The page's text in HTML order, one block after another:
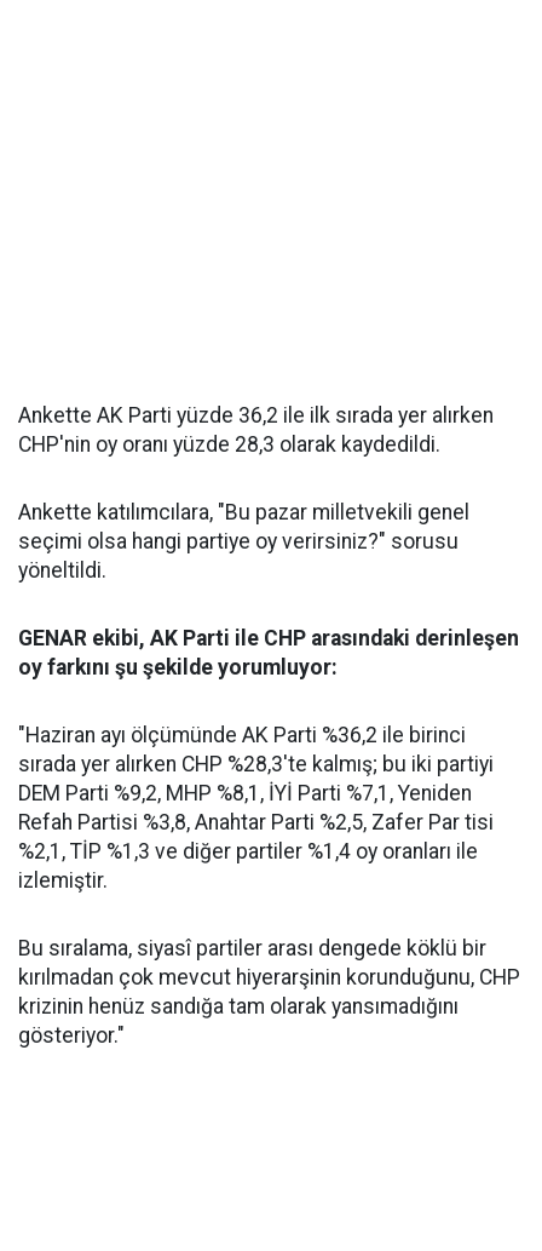
Ankette AK Parti yüzde 36,2 ile ilk sırada yer alırken
CHP'nin oy oranı yüzde 28,3 olarak kaydedildi.
Ankette katılımcılara, "Bu pazar milletvekili genel
seçimi olsa hangi partiye oy verirsiniz?" sorusu
yöneltildi.
GENAR ekibi, AK Parti ile CHP arasındaki derinleşen
oy farkını şu şekilde yorumluyor:
"Haziran ayı ölçümünde AK Parti %36,2 ile birinci
sırada yer alırken CHP %28,3'te kalmış; bu iki partiyi
DEM Parti %9,2, MHP %8,1, İYİ Parti %7,1, Yeniden
Refah Partisi %3,8, Anahtar Parti %2,5, Zafer Par tisi
%2,1, TİP %1,3 ve diğer partiler %1,4 oy oranları ile
izlemiştir.
Bu sıralama, siyasî partiler arası dengede köklü bir
kırılmadan çok mevcut hiyerarşinin korunduğunu, CHP
krizinin henüz sandığa tam olarak yansımadığını
gösteriyor."